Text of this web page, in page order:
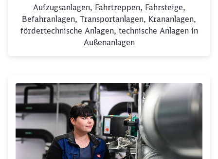
Aufzugsanlagen, Fahrtreppen, Fahrsteige,
Befahranlagen, Transportanlagen, Krananlagen,
fördertechnische Anlagen, technische Anlagen in
Außenanlagen